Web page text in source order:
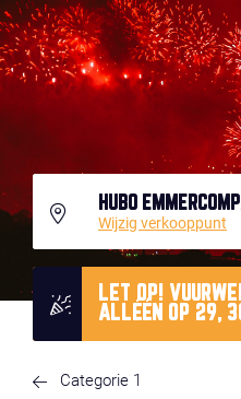
HUBO
Wijzig verkooppunt
LET OP!
ALLÉÉN OP 29,
Categorie 1